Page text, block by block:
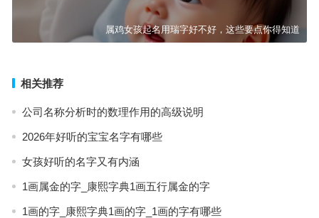
属鸡女孩起名用瑞字好不好，这些要点你得知道
相关推荐
公司名称分析时的数理作用的高级说明
2026年好听的宝宝名字有哪些
女孩好听的名字又有内涵
1画属金的字_康熙字典1画五行属金的字
1画的字_康熙字典1画的字_1画的字有哪些